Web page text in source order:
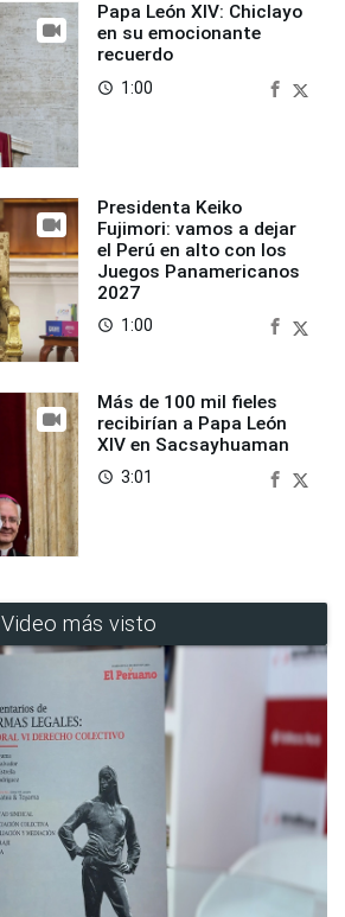
Papa León XIV: Chiclayo
en su emocionante
recuerdo
access_time 1:00
Presidenta Keiko
Fujimori: vamos a dejar
el Perú en alto con los
Juegos Panamericanos
2027
access_time 1:00
Más de 100 mil fieles
recibirían a Papa León
XIV en Sacsayhuaman
access_time 3:01
Video más visto